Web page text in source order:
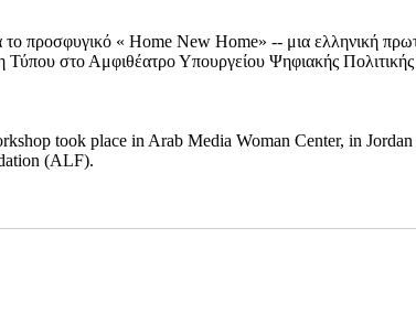
προσφυγικό « Home New Home» -- μια ελληνική
στο Αμφιθέατρο Υπουργείου Ψηφιακής
took place in Arab Media Woman Center, in
(ALF).